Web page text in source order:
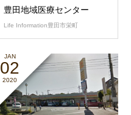
豊田地域医療センター
Life Information豊田市栄町
JAN
02
2020